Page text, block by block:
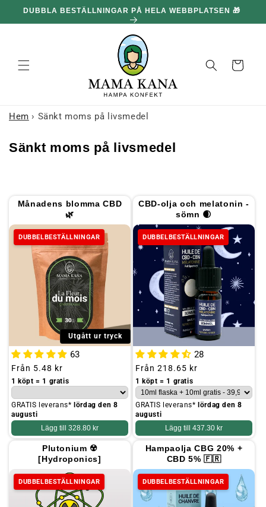
och gå
100 G GRATIS FÖR VARJE 1,096.00 kr DU HANDLAR FÖR
Korg
Hem › Sänkt moms på livsmedel
I
l
Sänkt moms på livsmedel
Månadens blomma CBD
🌿
DUBBELBESTÄLLNINGAR
Utgått ur tryck
63
Ordinarie
pris
Från 5.48 kr
1 köpt = 1 gratis
GRATIS leverans* lördag den 8
augusti
Lägg till 328.80 kr
CBD-olja och melatonin -
sömn 🌒
DUBBELBESTÄLLNINGAR
28
Ordinarie
pris
Från 218.65 kr
1 köpt = 1 gratis
GRATIS leverans* lördag den 8
augusti
Lägg till 437.30 kr
Plutonium ☢️
[Hydroponics]
DUBBELBESTÄLLNINGAR
Hampaolja CBG 20% +
CBD 5% 🇫🇷
DUBBELBESTÄLLNINGAR